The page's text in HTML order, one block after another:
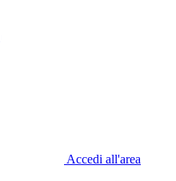
Accedi all'area